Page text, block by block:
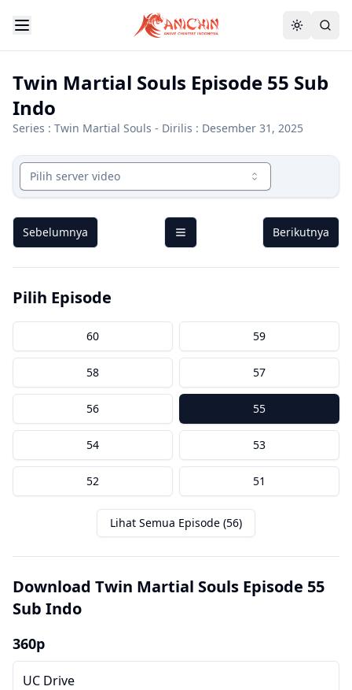
Twin Martial Souls Episode 55 Sub
Indo
Series : Twin Martial Souls - Dirilis : Desember 31, 2025
Pilih server video
Sebelumnya Berikutnya
Pilih Episode
60 59
58 57
56 55
54 53
52 51
Lihat Semua Episode (56)
Download Twin Martial Souls Episode 55
Sub Indo
360p
UC Drive